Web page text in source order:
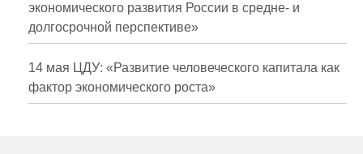
Издания
Проблемы прогнозирования
О журнале
экономического развития России в средне- и
долгосрочной перспективе»
14 мая ЦДУ: «Развитие человеческого капитала как
фактор экономического роста»